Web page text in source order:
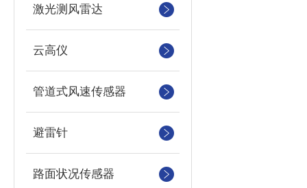
激光测风雷达
云高仪
管道式风速传感器
避雷针
路面状况传感器